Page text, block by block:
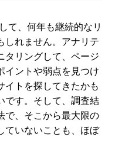
て、何年も継続的なリ
しれません。アナリテ
タリングして、ページ
イントや弱点を見つけ
イトを探してきたかも
です。そして、調査結
で、そこから最大限の
ていないことも、ほぼ